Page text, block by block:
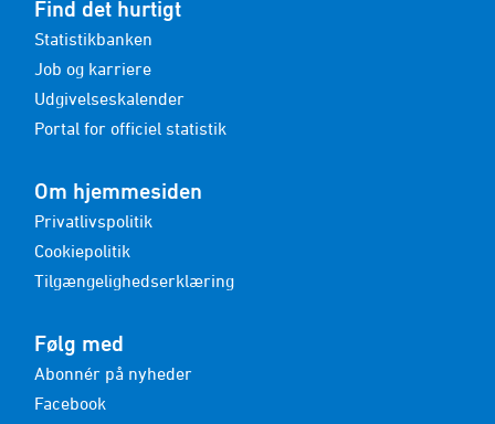
Find det hurtigt
Statistikbanken
Job og karriere
Udgivelseskalender
Portal for officiel statistik
Om hjemmesiden
Privatlivspolitik
Cookiepolitik
Tilgængelighedserklæring
Følg med
Abonnér på nyheder
Facebook